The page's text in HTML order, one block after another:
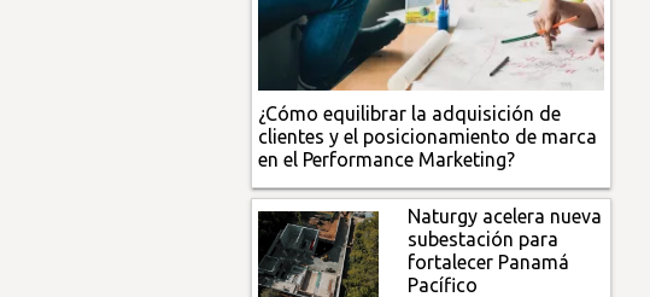
¿Cómo equilibrar la adquisición de
clientes y el posicionamiento de marca
en el Performance Marketing?
Naturgy acelera nueva
subestación para
fortalecer Panamá
Pacífico